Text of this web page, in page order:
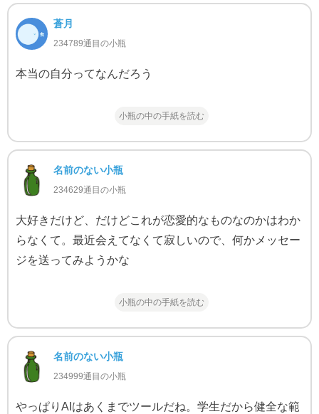
蒼月
234789通目の小瓶
本当の自分ってなんだろう
小瓶の中の手紙を読む
名前のない小瓶
234629通目の小瓶
大好きだけど、だけどこれが恋愛的なものなのかはわか
らなくて。最近会えてなくて寂しいので、何かメッセー
ジを送ってみようかな
小瓶の中の手紙を読む
名前のない小瓶
234999通目の小瓶
やっぱりAIはあくまでツールだね。学生だから健全な範